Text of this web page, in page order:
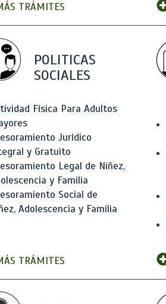
TRÁMITES
POLITICAS
SOCIALES
Física Para Adultos
Jurídico
y Gratuito
Legal de Niñez,
y Familia
Social de
Adolescencia y Familia
TRÁMITES